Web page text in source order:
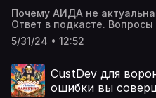
https://www.youtube.com/
@v.kobilinskayaДзен:
Почему АИДА не
Ответ в подкасте.
по Котлеру посмотреть
тут: https://vk.com/
Виктория Кобилинская.
материалы: Телеграм-
https://t.me/
5/31/24 • 12:52
CustDev для
ошибки вы